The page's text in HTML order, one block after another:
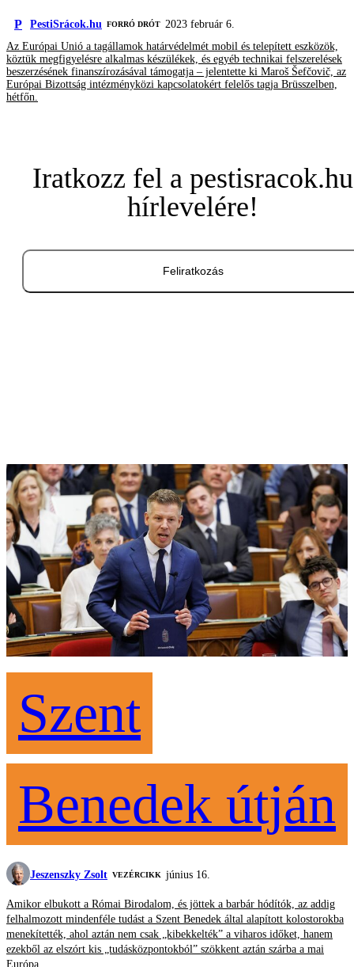
P PestiSrácok.hu FORRÓ DRÓT 2023 február 6.
Az Európai Unió a tagállamok határvédelmét mobil és telepített eszközök,
köztük megfigyelésre alkalmas készülékek, és egyéb technikai felszerelések
beszerzésének finanszírozásával támogatja – jelentette ki Maroš Šefčovič, az
Európai Bizottság intézményközi kapcsolatokért felelős tagja Brüsszelben,
hétfőn.
Iratkozz fel a pestisracok.hu
hírlevelére!
Feliratkozás
Szent
Benedek útján
Jeszenszky Zsolt VEZÉRCIKK június 16.
Amikor elbukott a Római Birodalom, és jöttek a barbár hódítók, az addig
felhalmozott mindenféle tudást a Szent Benedek által alapított kolostorokba
menekítették, ahol aztán nem csak „kibekkelték” a viharos időket, hanem
ezekből az elszórt kis „tudásközpontokból” szökkent aztán szárba a mai
Európa.